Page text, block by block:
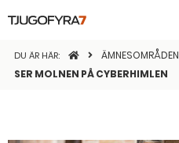
DU ÄR HÄR: STARTSIDANÄMNESOMRÅDEN
SER MOLNEN PÅ CYBERHIMLEN